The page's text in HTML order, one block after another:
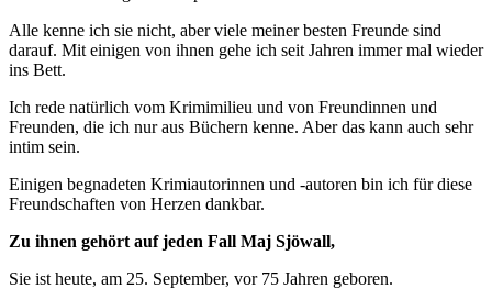
Alle kenne ich sie nicht, aber viele meiner besten Freunde sind
darauf. Mit einigen von ihnen gehe ich seit Jahren immer mal wieder
ins Bett.
Ich rede natürlich vom Krimimilieu und von Freundinnen und
Freunden, die ich nur aus Büchern kenne. Aber das kann auch sehr
intim sein.
Einigen begnadeten Krimiautorinnen und -autoren bin ich für diese
Freundschaften von Herzen dankbar.
Zu ihnen gehört auf jeden Fall Maj Sjöwall,
Sie ist heute, am 25. September, vor 75 Jahren geboren.